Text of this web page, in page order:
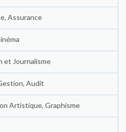
Assurance
et Journalisme
Audit
Artistique, Graphisme